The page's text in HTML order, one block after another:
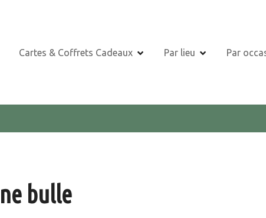
Cartes & Coffrets Cadeaux Par lieu Par
bulle